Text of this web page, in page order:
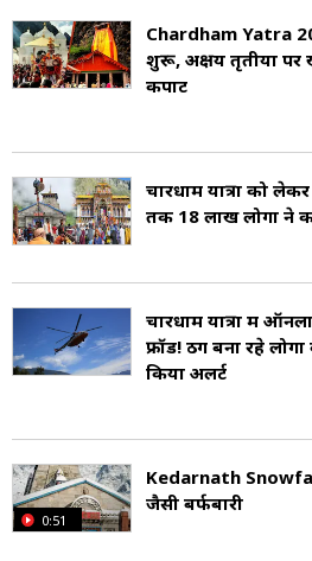
यमुनोत्री मंदिर देवी को समर्पित
(Bandarpunch) की पृष्ठभूमि
चार धाम तीर्थ यात्रा सर्किट का
यह मंदिर अक्षय तृतीया (
है और सर्दियों के लिए यम
(दिवाली के बाद दूसरा दिन) को
की ऊंचाई पर है. यमुनोत्री में दो
3,292 मीटर की ऊंचाई पर हैं.
स्नान के लिए उपयुक्त गुनगुना
आसपास कुछ छोटे आश्रम और
Chardham Yatra
शुरू, अक्षय तृतीया पर
कपाट
चारधाम यात्रा को
तक 18 लाख लोगों ने
चारधाम यात्रा में
फ्रॉड! ठग बना रहे
किया अलर्ट
0:51
Kedarnath
जैसी बर्फबारी